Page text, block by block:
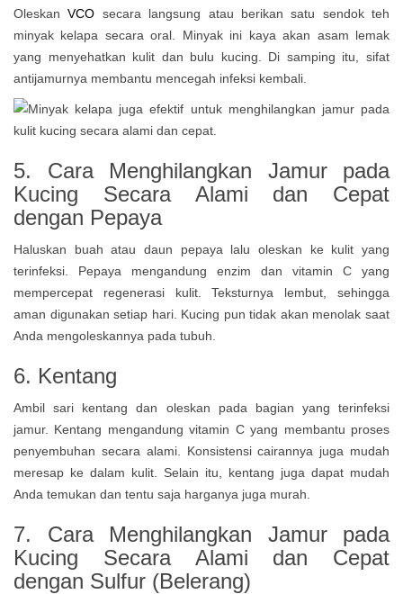
OleskanVCO secara langsung atau berikan satu sendok teh
minyak kelapa secara oral. Minyak ini kaya akan asam lemak
yang menyehatkan kulit dan bulu kucing. Di samping itu, sifat
antijamurnya membantu mencegah infeksi kembali.
5. Cara Menghilangkan Jamur pada
Kucing Secara Alami dan Cepat
dengan Pepaya
Haluskan buah atau daun pepaya lalu oleskan ke kulit yang
terinfeksi. Pepaya mengandung enzim dan vitamin C yang
mempercepat regenerasi kulit. Teksturnya lembut, sehingga
aman digunakan setiap hari. Kucing pun tidak akan menolak saat
Anda mengoleskannya pada tubuh.
6. Kentang
Ambil sari kentang dan oleskan pada bagian yang terinfeksi
jamur. Kentang mengandung vitamin C yang membantu proses
penyembuhan secara alami. Konsistensi cairannya juga mudah
meresap ke dalam kulit. Selain itu, kentang juga dapat mudah
Anda temukan dan tentu saja harganya juga murah.
7. Cara Menghilangkan Jamur pada
Kucing Secara Alami dan Cepat
dengan Sulfur (Belerang)